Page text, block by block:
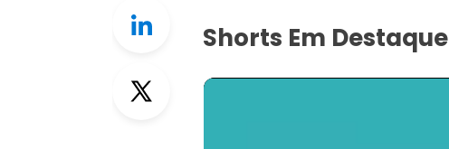
Twitter
Shorts Em Destaque